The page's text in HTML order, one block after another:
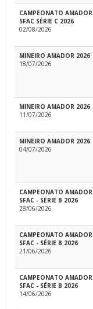
CAMPEONATO AMADOR
SFAC SÉRIE C 2026
02/08/2026
MINEIRO AMADOR 2026
18/07/2026
MINEIRO AMADOR 2026
11/07/2026
MINEIRO AMADOR 2026
04/07/2026
CAMPEONATO AMADOR
SFAC - SÉRIE B 2026
28/06/2026
CAMPEONATO AMADOR
SFAC - SÉRIE B 2026
21/06/2026
CAMPEONATO AMADOR
SFAC - SÉRIE B 2026
14/06/2026